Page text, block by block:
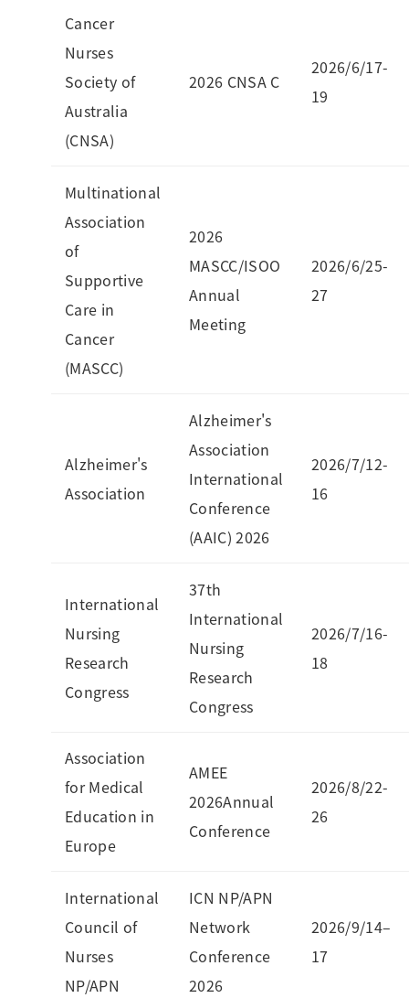
Cancer
Nurses
Society of
Australia
(CNSA)
2026 CNSA C
2026/6/17-
19
Multinational
Association
of
Supportive
Care in
Cancer
(MASCC)
2026
MASCC/ISOO
Annual
Meeting
2026/6/25-
27
Alzheimer's
Association
Alzheimer's
Association
International
Conference
(AAIC) 2026
2026/7/12-
16
International
Nursing
Research
Congress
37th
International
Nursing
Research
Congress
2026/7/16-
18
Association
for Medical
Education in
Europe
AMEE
2026Annual
Conference
2026/8/22-
26
International
Council of
Nurses
NP/APN
ICN NP/APN
Network
Conference
2026
2026/9/14–
17